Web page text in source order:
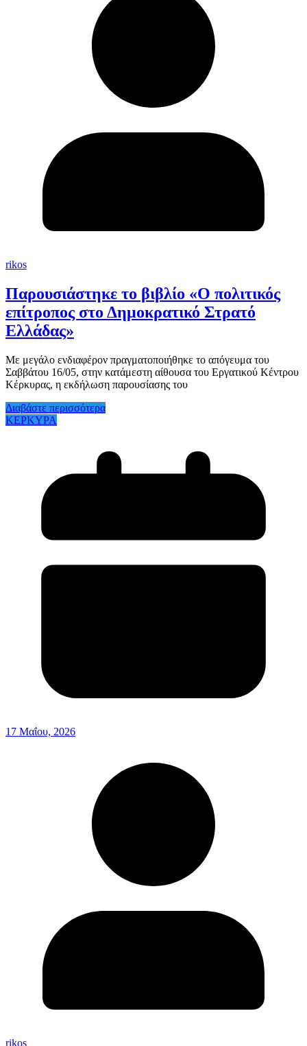
rikos
Παρουσιάστηκε το βιβλίο «Ο πολιτικός
επίτροπος στο Δημοκρατικό Στρατό
Ελλάδας»
Με μεγάλο ενδιαφέρον πραγματοποιήθηκε το απόγευμα του
Σαββάτου 16/05, στην κατάμεστη αίθουσα του Εργατικού Κέντρου
Κέρκυρας, η εκδήλωση παρουσίασης του
Διαβάστε περισσότερα
ΚΕΡΚΥΡΑ
17 Μαΐου, 2026
rikos